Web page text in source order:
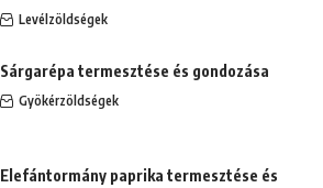
Levélzöldségek
Sárgarépa termesztése és gondozása
Gyökérzöldségek
Elefántormány paprika termesztése és